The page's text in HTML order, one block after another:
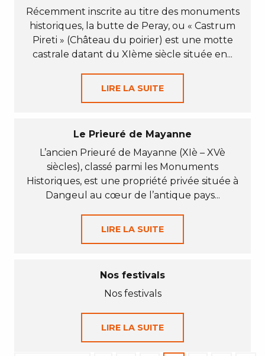
Récemment inscrite au titre des monuments
historiques, la butte de Peray, ou « Castrum
Pireti » (Château du poirier) est une motte
castrale datant du XIème siècle située en...
LIRE LA SUITE
Le Prieuré de Mayanne
L’ancien Prieuré de Mayanne (XIè – XVè
siècles), classé parmi les Monuments
Historiques, est une propriété privée située à
Dangeul au cœur de l’antique pays...
LIRE LA SUITE
Nos festivals
Nos festivals
LIRE LA SUITE